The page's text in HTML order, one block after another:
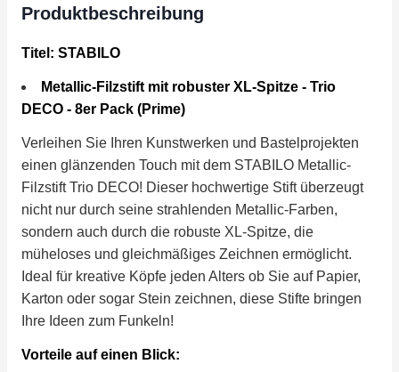
Produktbeschreibung
Titel: STABILO
Metallic-Filzstift mit robuster XL-Spitze - Trio
DECO - 8er Pack (Prime)
Verleihen Sie Ihren Kunstwerken und Bastelprojekten
einen glänzenden Touch mit dem STABILO Metallic-
Filzstift Trio DECO! Dieser hochwertige Stift überzeugt
nicht nur durch seine strahlenden Metallic-Farben,
sondern auch durch die robuste XL-Spitze, die
müheloses und gleichmäßiges Zeichnen ermöglicht.
Ideal für kreative Köpfe jeden Alters ob Sie auf Papier,
Karton oder sogar Stein zeichnen, diese Stifte bringen
Ihre Ideen zum Funkeln!
Vorteile auf einen Blick: